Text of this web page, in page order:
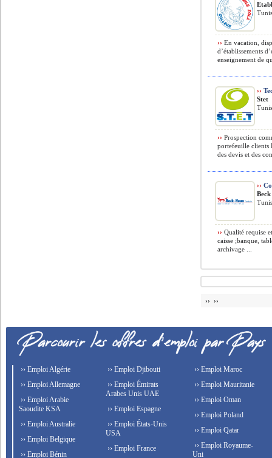
›› En vacation,
d’établissements
enseignement de
››
Stet
›› Prospection
portefeuille clients
des devis et des
››
›› Qualité requise
caisse ;banque,
archivage ...
›› ››
›› Emploi Algérie
›› Emploi Allemagne
›› Emploi Arabie
Saoudite KSA
›› Emploi Australie
›› Emploi Belgique
›› Emploi Bénin
›› Emploi Djibouti
›› Emploi Émirats
Arabes Unis UAE
›› Emploi Espagne
›› Emploi États-Unis
USA
›› Emploi France
›› Emploi Maroc
›› Emploi Mauritanie
›› Emploi Oman
›› Emploi Poland
›› Emploi Qatar
›› Emploi Royaume-
Uni